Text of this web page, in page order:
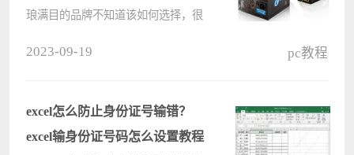
琅满目的品牌不知道该如何选择，很
起来看看吧~ 电脑500w电源品牌
推????
2023-09-19 pc教程
excel怎么防止身份证号输错？
excel输身份证号码怎么设置教程